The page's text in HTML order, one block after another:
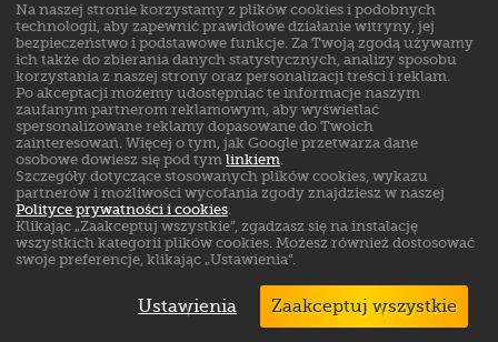
FAQ
Znajdź nas na:
Markowe buty sklep online. ©ButSklep.pl 2026
Created by: MediaAmbassador
Na naszej stronie korzystamy z plików cookies i podobnych
technologii, aby zapewnić prawidłowe działanie witryny, jej
bezpieczeństwo i podstawowe funkcje. Za Twoją zgodą używamy
ich także do zbierania danych statystycznych, analizy sposobu
korzystania z naszej strony oraz personalizacji treści i reklam.
Po akceptacji możemy udostępniać te informacje naszym
zaufanym partnerom reklamowym, aby wyświetlać
spersonalizowane reklamy dopasowane do Twoich
zainteresowań. Więcej o tym, jak Google przetwarza dane
osobowe dowiesz się pod tym linkiem.
Szczegóły dotyczące stosowanych plików cookies, wykazu
partnerów i możliwości wycofania zgody znajdziesz w naszej
Polityce prywatności i cookies.
Klikając „Zaakceptuj wszystkie”, zgadzasz się na instalację
wszystkich kategorii plików cookies. Możesz również dostosować
swoje preferencje, klikając „Ustawienia”.
Ustawienia Zaakceptuj wszystkie